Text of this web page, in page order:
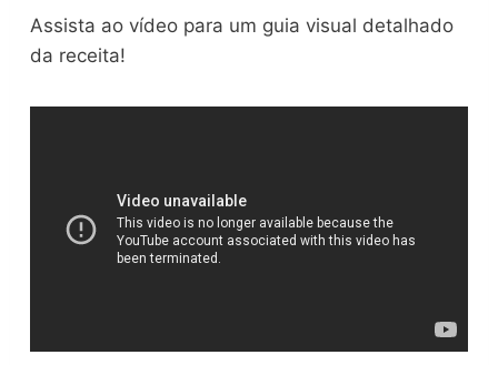
Assista ao vídeo para um guia visual detalhado
da receita!